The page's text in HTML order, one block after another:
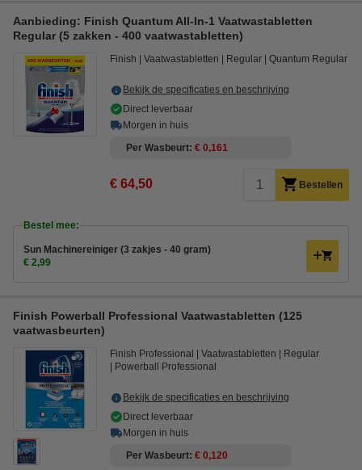
Aanbieding: Finish Quantum All-In-1 Vaatwastabletten
Regular (5 zakken - 400 vaatwastabletten)
Finish Vaatwastabletten Regular Quantum Regular
Bekijk de specificaties en beschrijving
Direct leverbaar
Morgen in huis
Per Wasbeurt € 0,161
€ 64,50 Bestellen
Bestel mee:
Sun Machinereiniger (3 zakjes - 40 gram)
€ 2,99
Finish Powerball Professional Vaatwastabletten (125
vaatwasbeurten)
Finish Professional Vaatwastabletten
Regular
Powerball Professional
Bekijk de specificaties en beschrijving
Direct leverbaar
Morgen in huis
Per Wasbeurt € 0,120